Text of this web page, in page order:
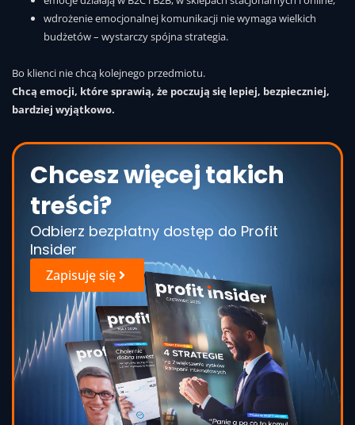
wdrożenie emocjonalnej komunikacji nie wymaga wielkich
budżetów – wystarczy spójna strategia.
Bo klienci nie chcą kolejnego przedmiotu.
Chcą emocji, które sprawią, że poczują się lepiej, bezpieczniej,
bardziej wyjątkowo.
Chcesz więcej takich
treści?
Odbierz bezpłatny dostęp do Profit
Insider
Zapisuję się